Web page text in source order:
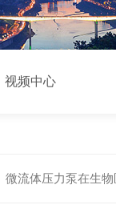
视频中心
微流体压力泵在生